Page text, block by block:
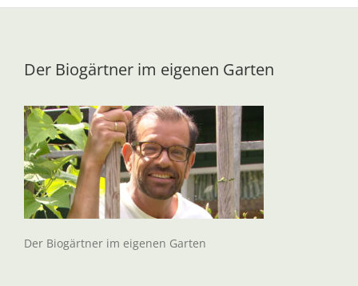
Der Biogärtner im eigenen Garten
Der Biogärtner im eigenen Garten